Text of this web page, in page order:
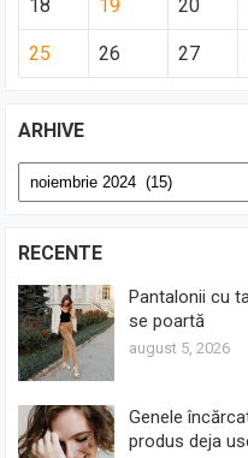
18 19 20
25 26 27
ARHIVE
Arhive
RECENTE
Pantalonii cu
se poartă
august 5, 2026
Genele
produs deja